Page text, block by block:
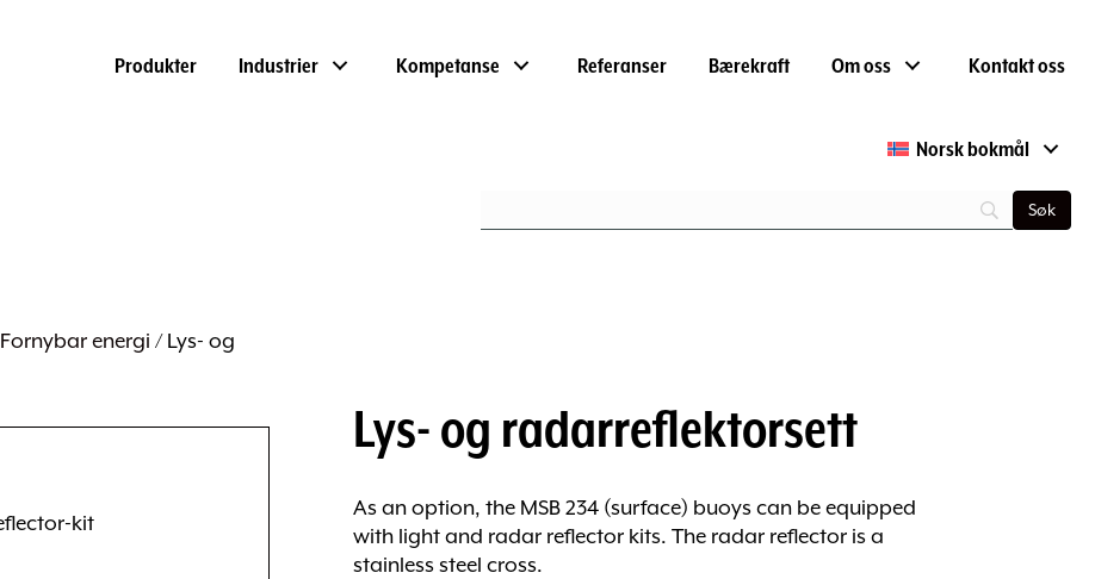
Produkter Industrier Kompetanse Referanser Bærekraft Om oss Kontakt oss
Norsk bokmål
Fornybar energi / Lys- og
Lys- og radarreflektorsett
As an option, the MSB 234 (surface) buoys can be equipped
with light and radar reflector kits. The radar reflector is a
stainless steel cross.